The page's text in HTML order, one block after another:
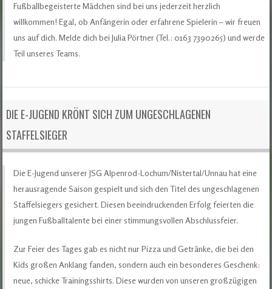
Fußballbegeisterte Mädchen sind bei uns jederzeit herzlich
willkommen! Egal, ob Anfängerin oder erfahrene Spielerin – wir freuen
uns auf dich. Melde dich bei Julia Pörtner (Tel.: 0163 7390265) und werde
Teil unseres Teams.
DIE E-JUGEND KRÖNT SICH ZUM UNGESCHLAGENEN
STAFFELSIEGER
Die E-Jugend unserer JSG Alpenrod-Lochum/Nistertal/Unnau hat eine
herausragende Saison gespielt und sich den Titel des ungeschlagenen
Staffelsiegers gesichert. Diesen beeindruckenden Erfolg feierten die
jungen Fußballtalente bei einer stimmungsvollen Abschlussfeier.
Zur Feier des Tages gab es nicht nur Pizza und Getränke, die bei den
Kids großen Anklang fanden, sondern auch ein besonderes Geschenk:
neue, schicke Trainingsshirts. Diese wurden von unseren großzügigen